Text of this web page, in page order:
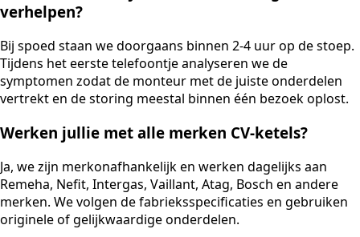
verhelpen?
Bij spoed staan we doorgaans binnen 2-4 uur op de stoep.
Tijdens het eerste telefoontje analyseren we de
symptomen zodat de monteur met de juiste onderdelen
vertrekt en de storing meestal binnen één bezoek oplost.
Werken jullie met alle merken CV-ketels?
Ja, we zijn merkonafhankelijk en werken dagelijks aan
Remeha, Nefit, Intergas, Vaillant, Atag, Bosch en andere
merken. We volgen de fabrieksspecificaties en gebruiken
originele of gelijkwaardige onderdelen.